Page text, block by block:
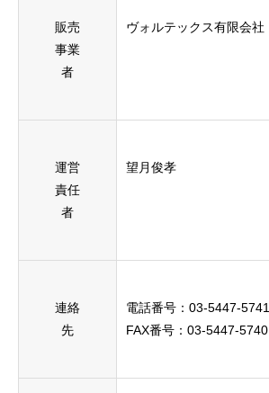
販売
事業
者
ヴォルテックス有限会社
運営
責任
者
望月俊孝
連絡
先
電話番号：03-5447-5741
FAX番号：03-5447-5740